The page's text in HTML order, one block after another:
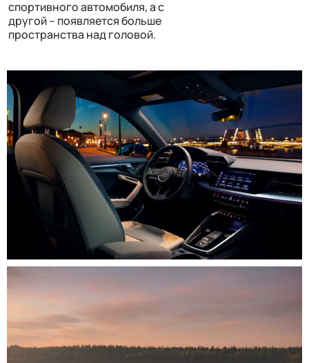
спортивного автомобиля, а с
другой – появляется больше
пространства над головой.